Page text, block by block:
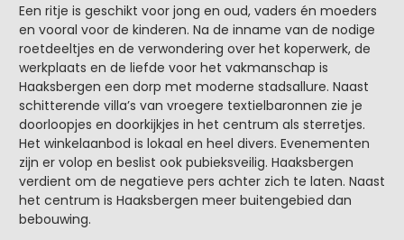
Een ritje is geschikt voor jong en oud, vaders én moeders
en vooral voor de kinderen. Na de inname van de nodige
roetdeeltjes en de verwondering over het koperwerk, de
werkplaats en de liefde voor het vakmanschap is
Haaksbergen een dorp met moderne stadsallure. Naast
schitterende villa’s van vroegere textielbaronnen zie je
doorloopjes en doorkijkjes in het centrum als sterretjes.
Het winkelaanbod is lokaal en heel divers. Evenementen
zijn er volop en beslist ook pubieksveilig. Haaksbergen
verdient om de negatieve pers achter zich te laten. Naast
het centrum is Haaksbergen meer buitengebied dan
bebouwing.